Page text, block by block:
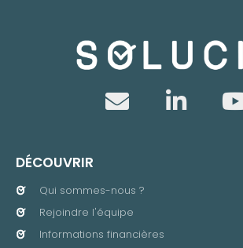
DÉCOUVRIR
Qui sommes-nous ?
Rejoindre l'équipe
Informations financières